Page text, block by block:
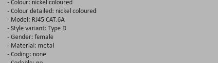
- Colour: nickel coloured
- Colour detailed: nickel coloured
- Model: RJ45 CAT.6A
- Style variant: Type D
- Gender: female
- Material: metal
- Coding: none